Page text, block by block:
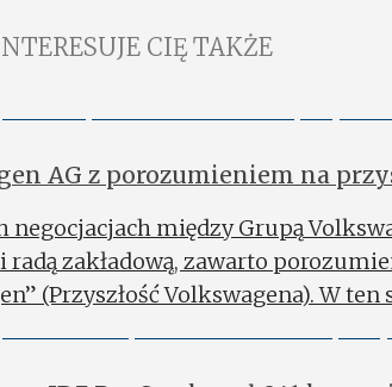
CIĘ TAKŻE
AG z porozumieniem na
negocjacjach między Grupą
radą zakładową, zawarto
(Przyszłość Volkswagena). W ten
wspólnie pozycjonują Grupę